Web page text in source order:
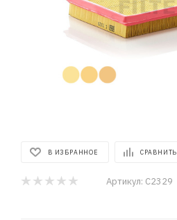
В ИЗБРАННОЕ СРАВНИТЬ
Артикул: C2329